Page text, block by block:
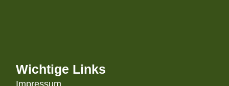
Wichtige Links
Impressum